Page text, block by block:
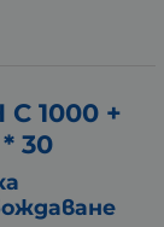
1000 +
30